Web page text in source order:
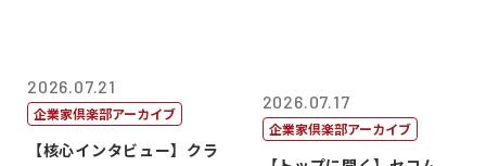
2026.07.21
企業家倶楽部アーカイブ
【核心インタビュー】クラ
2026.07.17
企業家倶楽部アーカイブ